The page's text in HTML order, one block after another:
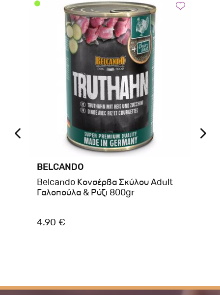
BELCANDO
Belcando Κονσέρβα Σκύλου Adult
Γαλοπούλα & Ρύζι 800gr
4.90 €